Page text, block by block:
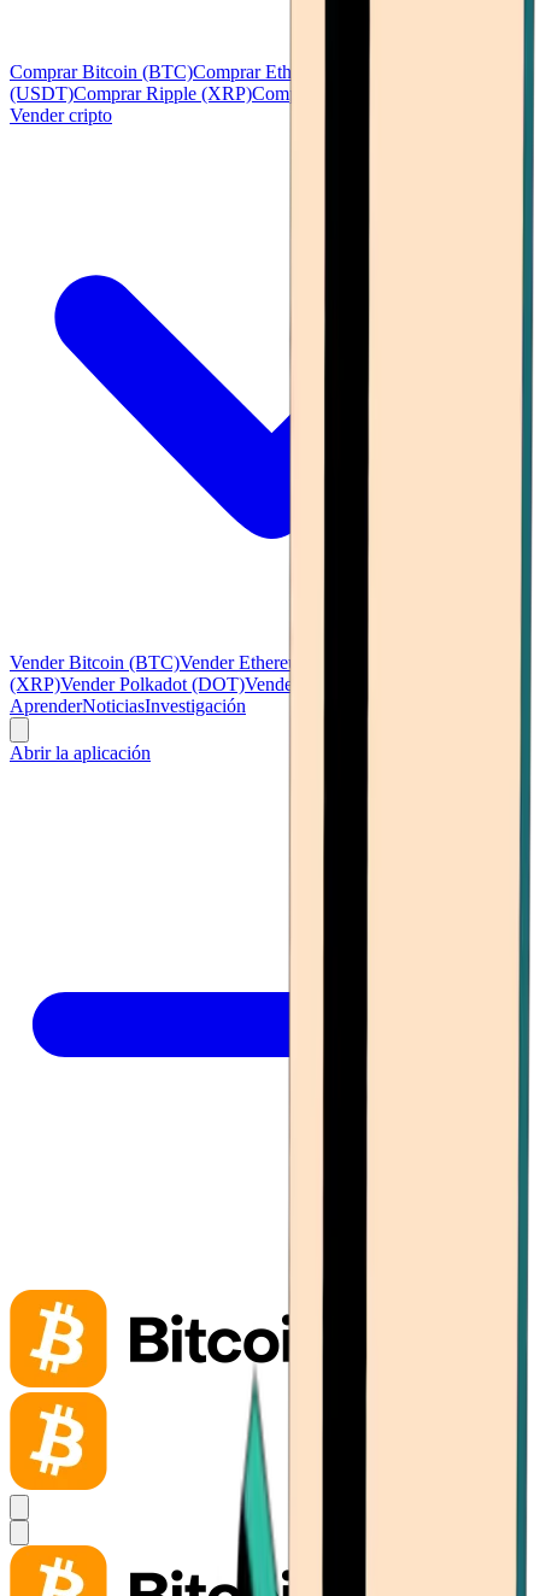
Comprar Bitcoin (BTC)Comprar Ethereum (ETH)
(USDT)Comprar Ripple (XRP)Comprar Solana (SOL)
Vender cripto
Vender Bitcoin (BTC)Vender Ethereum (ETH)
(XRP)Vender Polkadot (DOT)Vender Litecoin (LTC)
AprenderNoticiasInvestigación
Abrir la aplicación